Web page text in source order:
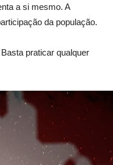
a si mesmo. A
da população.
praticar qualquer